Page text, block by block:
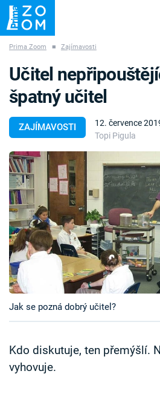
ZÁHADY VETŘELCI DÁVNOVĚKU
Témata
Témata
Pořady
TV Program
Časopis
Sledujte prima+
Přihlášení
Prima Zoom ■ Zajímavosti
ZAJÍMAVOSTI
12. července
Topi Pigula
Učitel
špatný učitel
Jak se pozná dobrý učitel?
Kdo diskutuje, ten přemýšlí.
vyhovuje.